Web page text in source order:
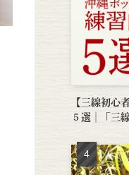
【三線初心
５選│「三